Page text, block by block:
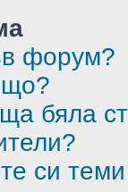
форум?
бяла
си